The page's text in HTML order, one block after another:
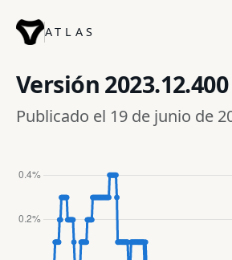
ATLAS
Versión 2023.12.400
Publicado el 19 de junio de